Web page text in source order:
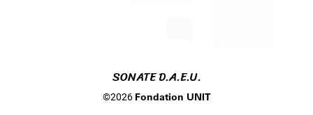
SONATE D.A.E.U.
©2026 Fondation UNIT